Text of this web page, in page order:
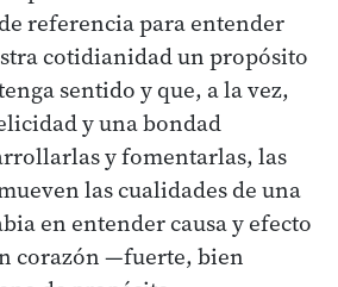
referencia para entender
cotidianidad un propósito
sentido y que, a la vez,
y una bondad
y fomentarlas, las
las cualidades de una
en entender causa y efecto
corazón —fuerte, bien